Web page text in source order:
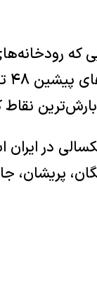
نقاط
پریشان،